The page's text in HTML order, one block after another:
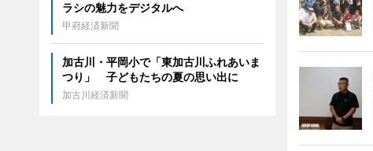
ラシの魅力をデジタルへ
甲府経済新聞
加古川・平岡小で「東加古川ふれあいま
つり」 子どもたちの夏の思い出に
加古川経済新聞